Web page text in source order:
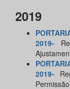
2019
2019-
2019-